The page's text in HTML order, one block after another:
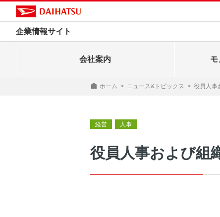
企業情報サイト
会社案内 モ
ホーム > ニュース&トピックス > 役員人事
経営 人事
役員人事および組